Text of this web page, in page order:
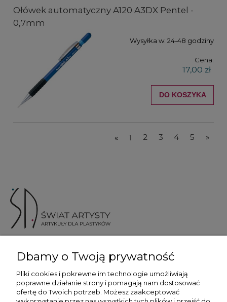
Ołówek automatyczny A120 A3DX Pentel -
0,7mm
Wysyłka w: 24-48 godziny
Cena:
17,00 zł
DO KOSZYKA
« 1 2 3 4 5 »
Więcej informacji
Dbamy o Twoją prywatność
Pliki cookies i pokrewne im technologie umożliwiają
poprawne działanie strony i pomagają nam dostosować
ofertę do Twoich potrzeb. Możesz zaakceptować